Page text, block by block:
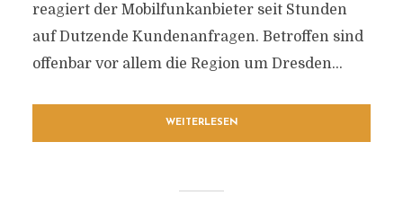
reagiert der Mobilfunkanbieter seit Stunden
auf Dutzende Kundenanfragen. Betroffen sind
offenbar vor allem die Region um Dresden...
WEITERLESEN